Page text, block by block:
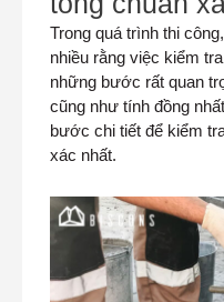
Trong quá trình thi
nhiều rằng việc kiểm
những bước rất quan
cũng như tính đồng
bước chi tiết để kiểm
xác nhất.